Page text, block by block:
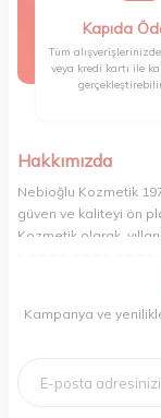
Kapıda
Tüm
veya kredi kartı ile
Hakkımızda
Nebioğlu Kozmetik
güven ve kaliteyi ön
Kozmetik olarak,
odaklanıyoruz.
ihtiyaçlarını
bağlılığımızla
Kampanya ve